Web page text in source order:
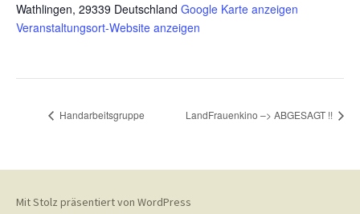
Wathlingen, 29339 Deutschland Google Karte anzeigen
Veranstaltungsort-Website anzeigen
Handarbeitsgruppe LandFrauenkino –> ABGESAGT !!
Mit Stolz präsentiert von WordPress